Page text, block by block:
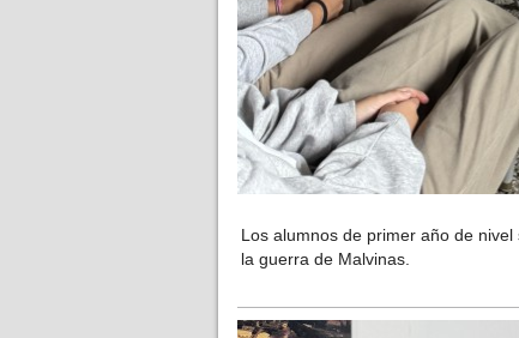
Los alumnos de primer año de
la guerra de Malvinas.